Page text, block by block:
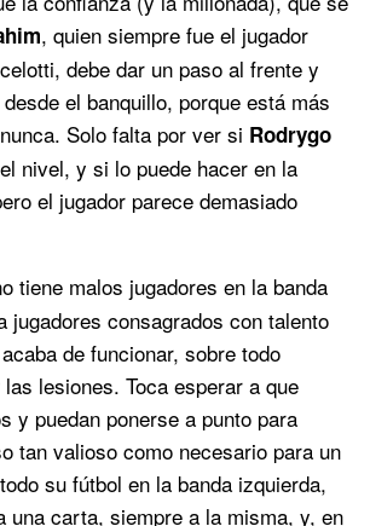
, quien siempre fue el jugador
debe dar un paso al frente y
el banquillo, porque está más
Solo falta por ver si Rodrygo
nivel, y si lo puede hacer en la
el jugador parece demasiado
tiene malos jugadores en la banda
jugadores consagrados con talento
de funcionar, sobre todo
lesiones. Toca esperar a que
y puedan ponerse a punto para
tan valioso como necesario para un
su fútbol en la banda izquierda,
una carta, siempre a la misma, y, en